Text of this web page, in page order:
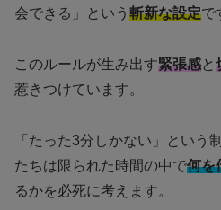
会できる」という 斬新な設定で
このルールが生み出す緊張感と
惹きつけています。
「たった3分しかない」という
たちは限られた時間の中で何を
るかを必死に考えます。